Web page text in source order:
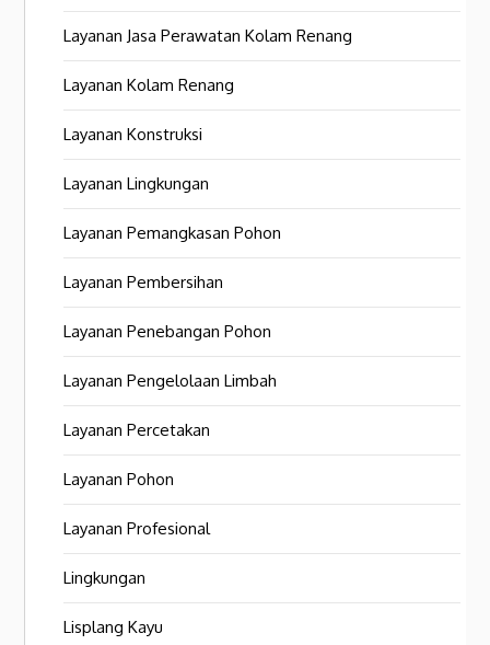
Layanan Jasa Perawatan Kolam Renang
Layanan Kolam Renang
Layanan Konstruksi
Layanan Lingkungan
Layanan Pemangkasan Pohon
Layanan Pembersihan
Layanan Penebangan Pohon
Layanan Pengelolaan Limbah
Layanan Percetakan
Layanan Pohon
Layanan Profesional
Lingkungan
Lisplang Kayu